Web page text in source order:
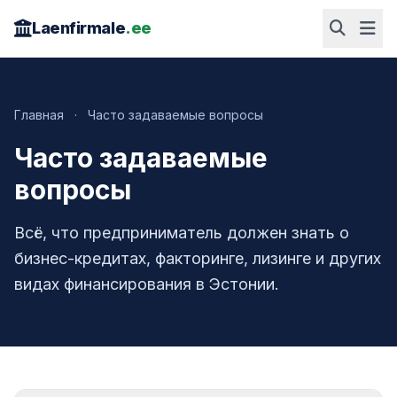
Laenfirmale.ee
Главная · Часто задаваемые вопросы
Часто задаваемые
вопросы
Всё, что предприниматель должен знать о
бизнес-кредитах, факторинге, лизинге и других
видах финансирования в Эстонии.